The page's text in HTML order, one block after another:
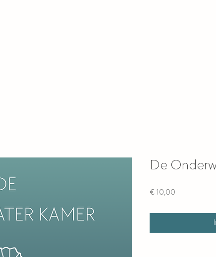
De
€ 10,00